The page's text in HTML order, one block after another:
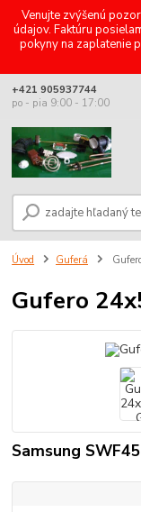
Venujte zvýšenú
údajov. Faktúru
pokyny na zaplatenie
+421 905937744
po - pia 9:00 - 17:00
Úvod Guferá
Gufero
Samsung